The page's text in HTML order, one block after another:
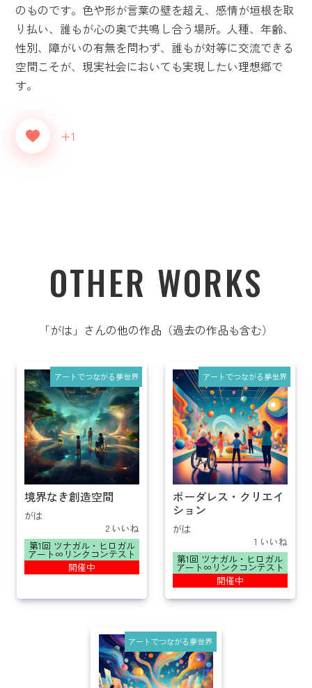
のものです。色や形が言葉の壁を超え、感情が垣根を取
り払い、誰もが心の奥で共鳴し合う場所。人種、年齢、
性別、障がいの有無を問わず、誰もが対等に交流できる
空間こそが、現実社会においても実現したい理想郷で
す。
+1
OTHER WORKS
「がは」さんの他の作品（過去の作品も含む）
アートでつながる夢世界
境界なき創造空間
がは
2 いいね
第1回 ツナガル・ヒロガル
アート∞リンクコンテスト
開催中
アートでつながる夢世界
ボーダレス・クリエイ
ション
がは
1 いいね
第1回 ツナガル・ヒロガル
アート∞リンクコンテスト
開催中
アートでつながる夢世界